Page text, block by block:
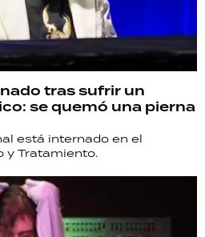
tras sufrir un
se quemó una pierna
está internado en el
y Tratamiento.